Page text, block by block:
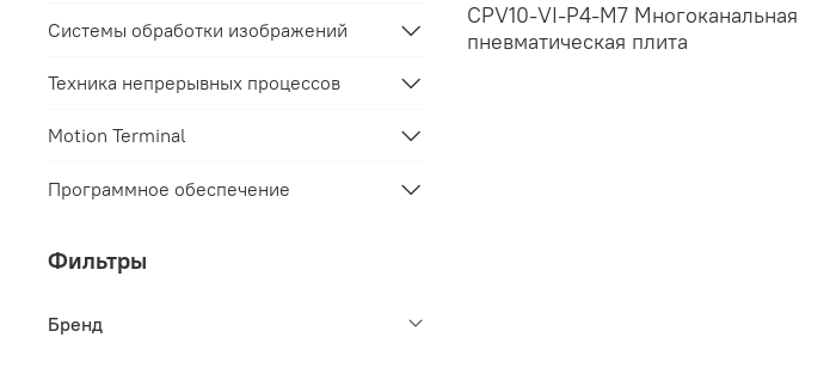
CPV10-VI-P4-M7 Многоканальная
пневматическая плита
Системы обработки изображений
Техника непрерывных процессов
Motion Terminal
Программное обеспечение
Фильтры
Бренд